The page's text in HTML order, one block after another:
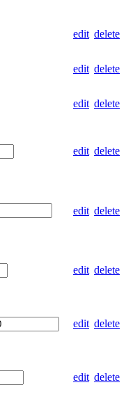
edit delete
edit delete
edit delete
edit delete
edit delete
edit delete
edit delete
edit delete